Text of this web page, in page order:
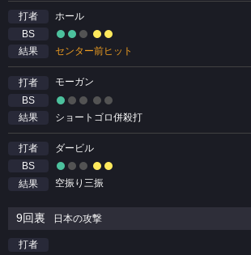
打者
ホール
BS
結果
センター前ヒット
打者
モーガン
BS
結果
ショートゴロ併殺打
打者
ダービル
BS
結果
空振り三振
9回裏 日本の攻撃
打者